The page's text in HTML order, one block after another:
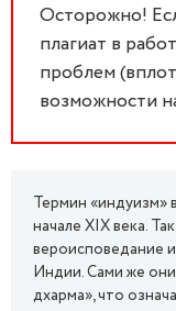
Осторожно!
плагиат в
проблем
возможности
Термин «индуизм»
начале XIX века.
вероисповедание
Индии. Сами же
дхарма», что